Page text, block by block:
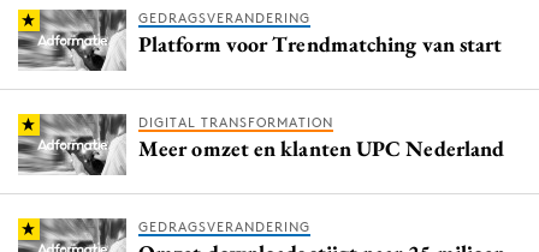
GEDRAGSVERANDERING
Platform voor Trendmatching van start
DIGITAL TRANSFORMATION
Meer omzet en klanten UPC Nederland
GEDRAGSVERANDERING